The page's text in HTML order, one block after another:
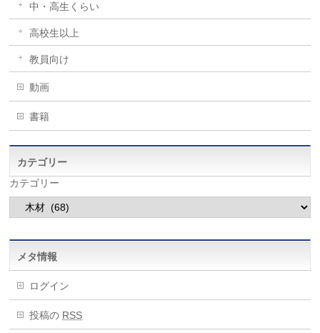
中・高生くらい
高校生以上
教員向け
動画
書籍
カテゴリー
カテゴリー
メタ情報
ログイン
投稿の RSS